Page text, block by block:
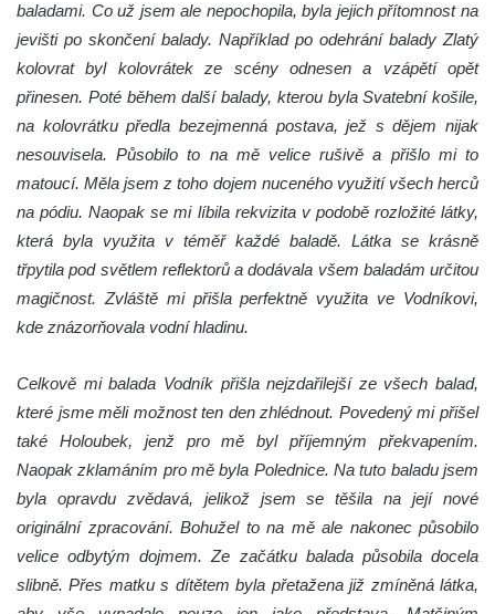
baladami. Co už jsem ale nepochopila, byla jejich přítomnost na
jevišti po skončení balady. Například po odehrání balady Zlatý
kolovrat byl kolovrátek ze scény odnesen a vzápětí opět
přinesen. Poté během další balady, kterou byla Svatební košile,
na kolovrátku předla bezejmenná postava, jež s dějem nijak
nesouvisela. Působilo to na mě velice rušivě a přišlo mi to
matoucí. Měla jsem z toho dojem nuceného využití všech herců
na pódiu. Naopak se mi líbila rekvizita v podobě rozložité látky,
která byla využita v téměř každé baladě. Látka se krásně
třpytila pod světlem reflektorů a dodávala všem baladám určitou
magičnost. Zvláště mi přišla perfektně využita ve Vodníkovi,
kde znázorňovala vodní hladinu.
Celkově mi balada Vodník přišla nejzdařilejší ze všech balad,
které jsme měli možnost ten den zhlédnout. Povedený mi přišel
také Holoubek, jenž pro mě byl příjemným překvapením.
Naopak zklamáním pro mě byla Polednice. Na tuto baladu jsem
byla opravdu zvědavá, jelikož jsem se těšila na její nové
originální zpracování. Bohužel to na mě ale nakonec působilo
velice odbytým dojmem. Ze začátku balada působila docela
slibně. Přes matku s dítětem byla přetažena již zmíněná látka,